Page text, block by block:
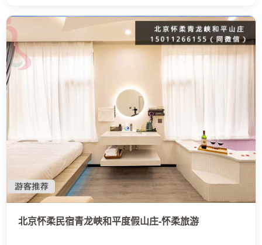
北京怀柔民宿青龙峡和平度假山庄-怀柔旅游